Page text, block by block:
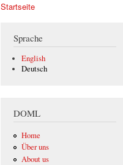
Startseite
Sprache
English
Deutsch
DOML
Home
Über uns
About us